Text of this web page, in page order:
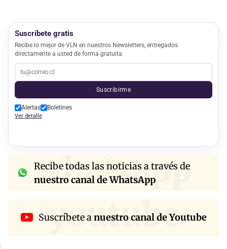
Suscríbete gratis
Recibe lo mejor de VLN en nuestros Newsletters, entregados
directamente a usted de forma gratuita
Suscribirme
Alertas Boletines
Ver detalle
whatsapp
Recibe todas las noticias a través de
nuestro canal de WhatsApp
youtube
Suscríbete anuestro canal de Youtube